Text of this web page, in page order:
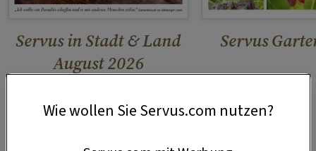
Servus in Stadt & Land
August 2026
Servus
Wie wollen Sie Servus.com nutzen?